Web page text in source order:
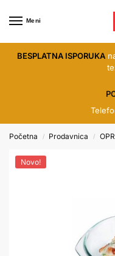
Meni
BESPLATNA ISPORUKA
Početna / Prodavnica /
Novo!